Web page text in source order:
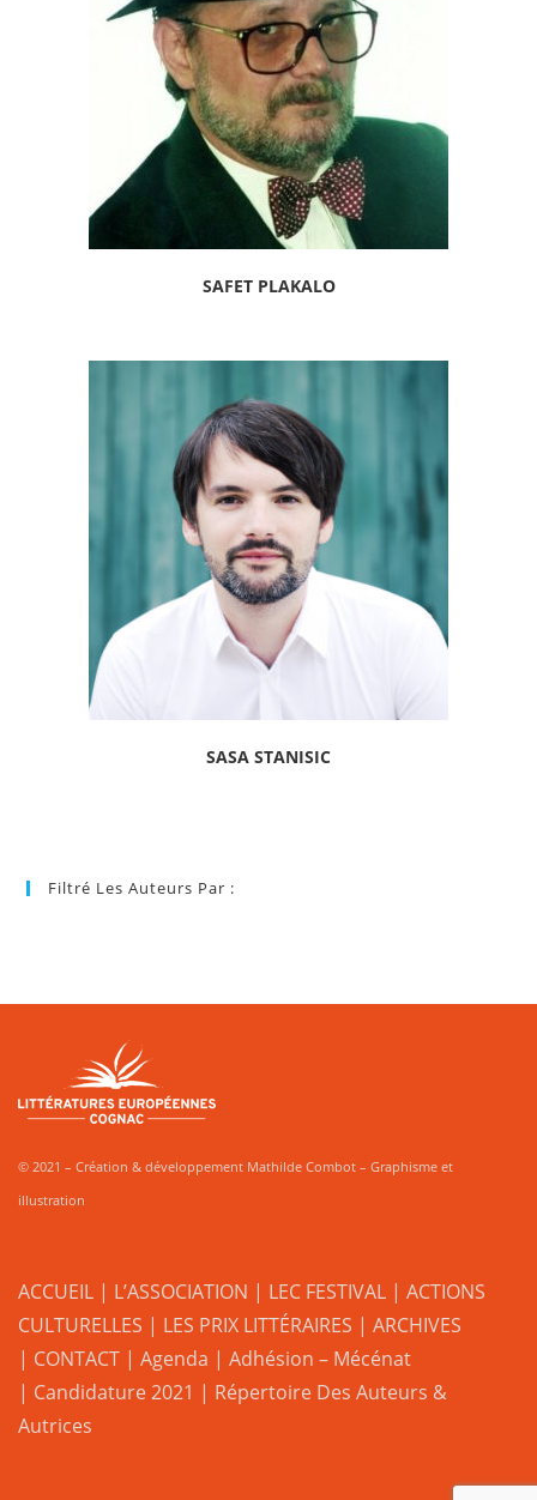
SAFET PLAKALO
SASA STANISIC
Filtré Les Auteurs Par :
© 2021 – Création & développement Mathilde Combot – Graphisme et
illustration
ACCUEIL | L’ASSOCIATION | LEC FESTIVAL | ACTIONS
CULTURELLES | LES PRIX LITTÉRAIRES | ARCHIVES
| CONTACT | Agenda | Adhésion – Mécénat
| Candidature 2021 | Répertoire Des Auteurs &
Autrices